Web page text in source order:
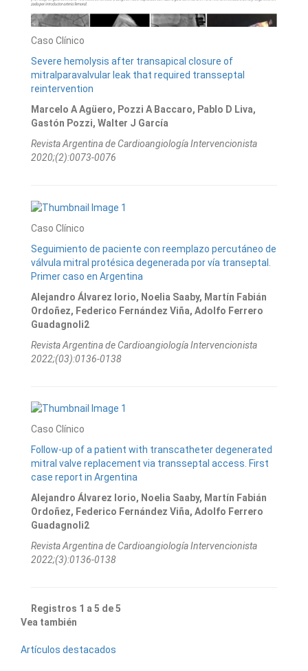
Caso Clínico
Severe hemolysis after transapical closure of
mitralparavalvular leak that required transseptal
reintervention
Marcelo A Agüero, Pozzi A Baccaro, Pablo D Liva,
Gastón Pozzi, Walter J García
Revista Argentina de Cardioangiologí­a Intervencionista
2020;(2):0073-0076
Caso Clínico
Seguimiento de paciente con reemplazo percutáneo de
válvula mitral protésica degenerada por vía transeptal.
Primer caso en Argentina
Alejandro Álvarez Iorio, Noelia Saaby, Martín Fabián
Ordoñez, Federico Fernández Viña, Adolfo Ferrero
Guadagnoli2
Revista Argentina de Cardioangiologí­a Intervencionista
2022;(03):0136-0138
Caso Clínico
Follow-up of a patient with transcatheter degenerated
mitral valve replacement via transseptal access. First
case report in Argentina
Alejandro Álvarez Iorio, Noelia Saaby, Martín Fabián
Ordoñez, Federico Fernández Viña, Adolfo Ferrero
Guadagnoli2
Revista Argentina de Cardioangiologí­a Intervencionista
2022;(3):0136-0138
Registros 1 a 5 de 5
Vea también
Artículos destacados